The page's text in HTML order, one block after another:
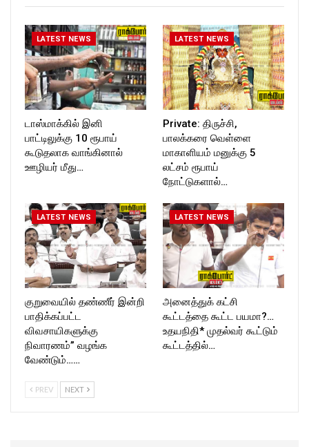
LATEST NEWS
டாஸ்மாக்கில் இனி
பாட்டிலுக்கு 10 ரூபாய்
கூடுதலாக வாங்கினால்
ஊழியர் மீது…
LATEST NEWS
Private: திருச்சி,
பாலக்கரை வெள்ளை
மாகாளியம் மனுக்கு 5
லட்சம் ரூபாய்
நோட்டுகளால்…
LATEST NEWS
குறுவையில் தண்ணீர் இன்றி
பாதிக்கப்பட்ட
விவசாயிகளுக்கு
நிவாரணம்” வழங்க
வேண்டும்……
LATEST NEWS
அனைத்துக் கட்சி
கூட்டத்தை கூட்ட பயமா?…
உதயநிதி* முதல்வர் கூட்டும்
கூட்டத்தில்…
PREV NEXT